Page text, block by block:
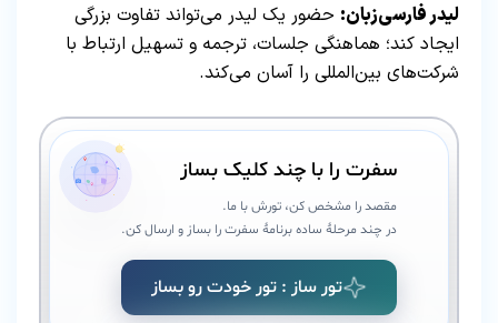
لیدر فارسی‌زبان: حضور یک لیدر می‌تواند تفاوت بزرگی
ایجاد کند؛ هماهنگی جلسات، ترجمه و تسهیل ارتباط با
شرکت‌های بین‌المللی را آسان می‌کند.
سفرت را با چند کلیک بساز
مقصد را مشخص کن، تورش با ما.
در چند مرحلهٔ ساده برنامهٔ سفرت را بساز و ارسال کن.
تور ساز : تور خودت رو بساز